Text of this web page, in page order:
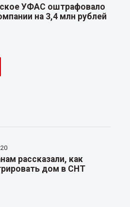
УФАС оштрафовало
на 3,4 млн рублей
рассказали, как
дом в СНТ